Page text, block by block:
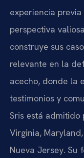
experiencia
perspectiva
construye sus
relevante en la
acecho, donde la
testimonios y
Sris está admitido
Virginia,
Nueva Jersey. Su